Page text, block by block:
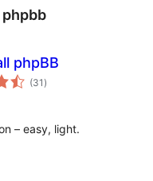
phpbb
phpBB
(31 total
de
)
– easy, light.